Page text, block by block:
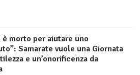
è morto per aiutare uno
Samarate vuole una Giornata
e un’onorificenza da